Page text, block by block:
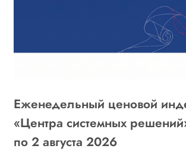
Еженедельный ценовой
«Центра системных
по 2 августа 2026